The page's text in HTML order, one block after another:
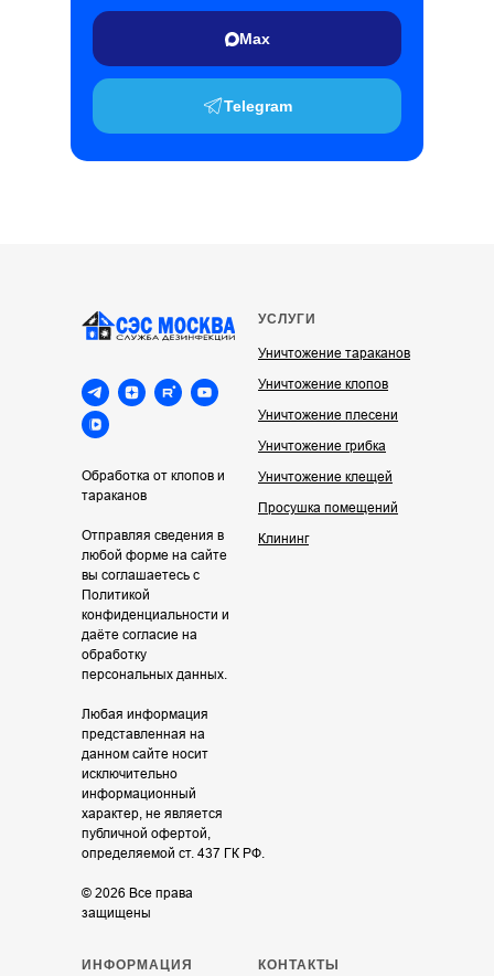
Telegram
Max
Обработка от клопов и
тараканов
Отправляя сведения в
любой форме на сайте
вы соглашаетесь с
Политикой
конфиденциальности и
даёте согласие на
обработку
персональных данных.
Любая информация
представленная на
данном сайте носит
исключительно
информационный
характер, не является
публичной офертой,
определяемой ст. 437 ГК РФ.
© 2026 Все права
защищены
УСЛУГИ
Уничтожение тараканов
Уничтожение клопов
Уничтожение плесени
Уничтожение грибка
Уничтожение клещей
Просушка помещений
Клининг
ИНФОРМАЦИЯ КОНТАКТЫ